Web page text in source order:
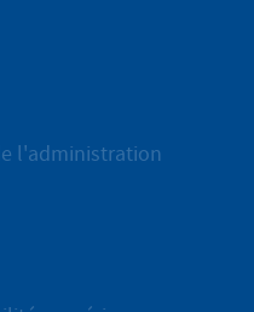
l'administration